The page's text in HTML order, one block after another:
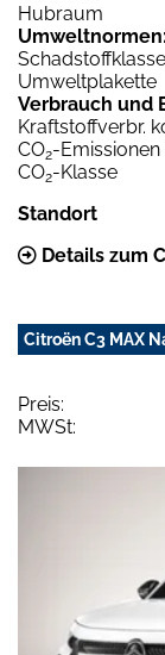
Hubraum
Umweltnormen:
Schadstoffklasse
Umweltplakette
Verbrauch und
Kraftstoffverbr.
CO2-Emissionen
CO2-Klasse
Standort
Details zum
Citroën C3 MAX
Preis:
MWSt: